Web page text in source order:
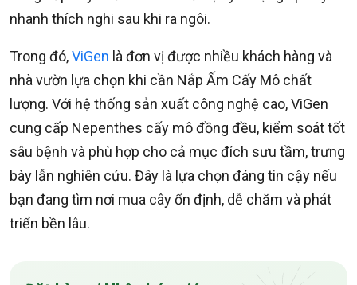
nhanh thích nghi sau khi ra ngôi.
Trong đó,ViGen là đơn vị được nhiều khách hàng và
nhà vườn lựa chọn khi cần Nắp Ấm Cấy Mô chất
lượng. Với hệ thống sản xuất công nghệ cao, ViGen
cung cấp Nepenthes cấy mô đồng đều, kiểm soát tốt
sâu bệnh và phù hợp cho cả mục đích sưu tầm, trưng
bày lẫn nghiên cứu. Đây là lựa chọn đáng tin cậy nếu
bạn đang tìm nơi mua cây ổn định, dễ chăm và phát
triển bền lâu.